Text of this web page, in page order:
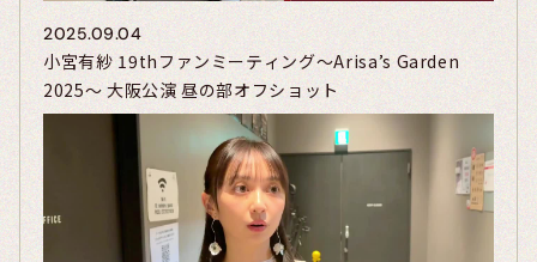
2025.09.04
小宮有紗 19thファンミーティング～Arisa’s Garden
2025～ 大阪公演 昼の部オフショット